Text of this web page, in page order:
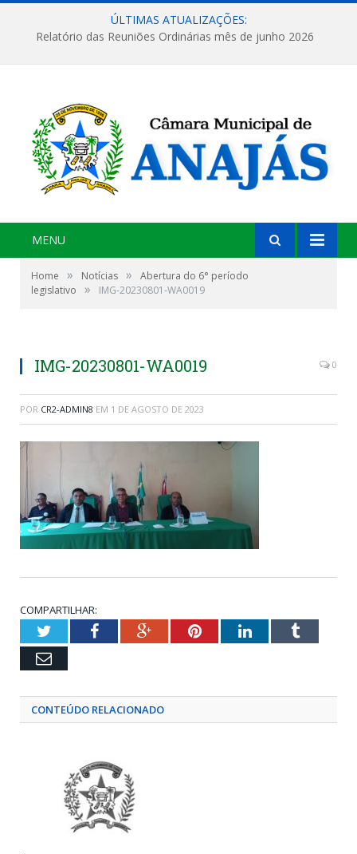
ÚLTIMAS ATUALIZAÇÕES:
Relatório das Reuniões Ordinárias mês de junho 2026
MENU
Home » Notícias »
Abertura do 6° período
legislativo
» IMG-20230801-WA0019
IMG-20230801-WA0019 0
POR CR2-ADMIN8 EM 1 DE AGOSTO DE 2023
COMPARTILHAR:
TwitterFacebookGoogle+PinterestLinkedInTumblr
Email
CONTEÚDO RELACIONADO